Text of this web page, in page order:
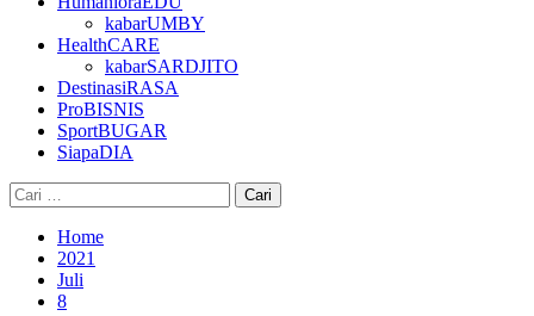
kabarUMBY
HealthCARE
kabarSARDJITO
DestinasiRASA
ProBISNIS
SportBUGAR
SiapaDIA
Cari
untuk:
Home
2021
Juli
8